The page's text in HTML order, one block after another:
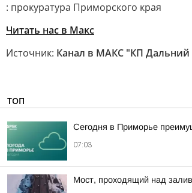
: прокуратура Приморского края
Читать нас в Макс
Источник: Канал в МАКС "КП Дальний
ТОП
Сегодня в Приморье
07:03
Мост, проходящий над